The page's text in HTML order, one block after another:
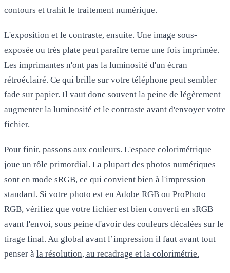
contours et trahit le traitement numérique.
L'exposition et le contraste, ensuite. Une image sous-
exposée ou très plate peut paraître terne une fois imprimée.
Les imprimantes n'ont pas la luminosité d'un écran
rétroéclairé. Ce qui brille sur votre téléphone peut sembler
fade sur papier. Il vaut donc souvent la peine de légèrement
augmenter la luminosité et le contraste avant d'envoyer votre
fichier.
Pour finir, passons aux couleurs. L'espace colorimétrique
joue un rôle primordial. La plupart des photos numériques
sont en mode sRGB, ce qui convient bien à l'impression
standard. Si votre photo est en Adobe RGB ou ProPhoto
RGB, vérifiez que votre fichier est bien converti en sRGB
avant l'envoi, sous peine d'avoir des couleurs décalées sur le
tirage final. Au global avant l’impression il faut avant tout
penser à la résolution, au recadrage et la colorimétrie.